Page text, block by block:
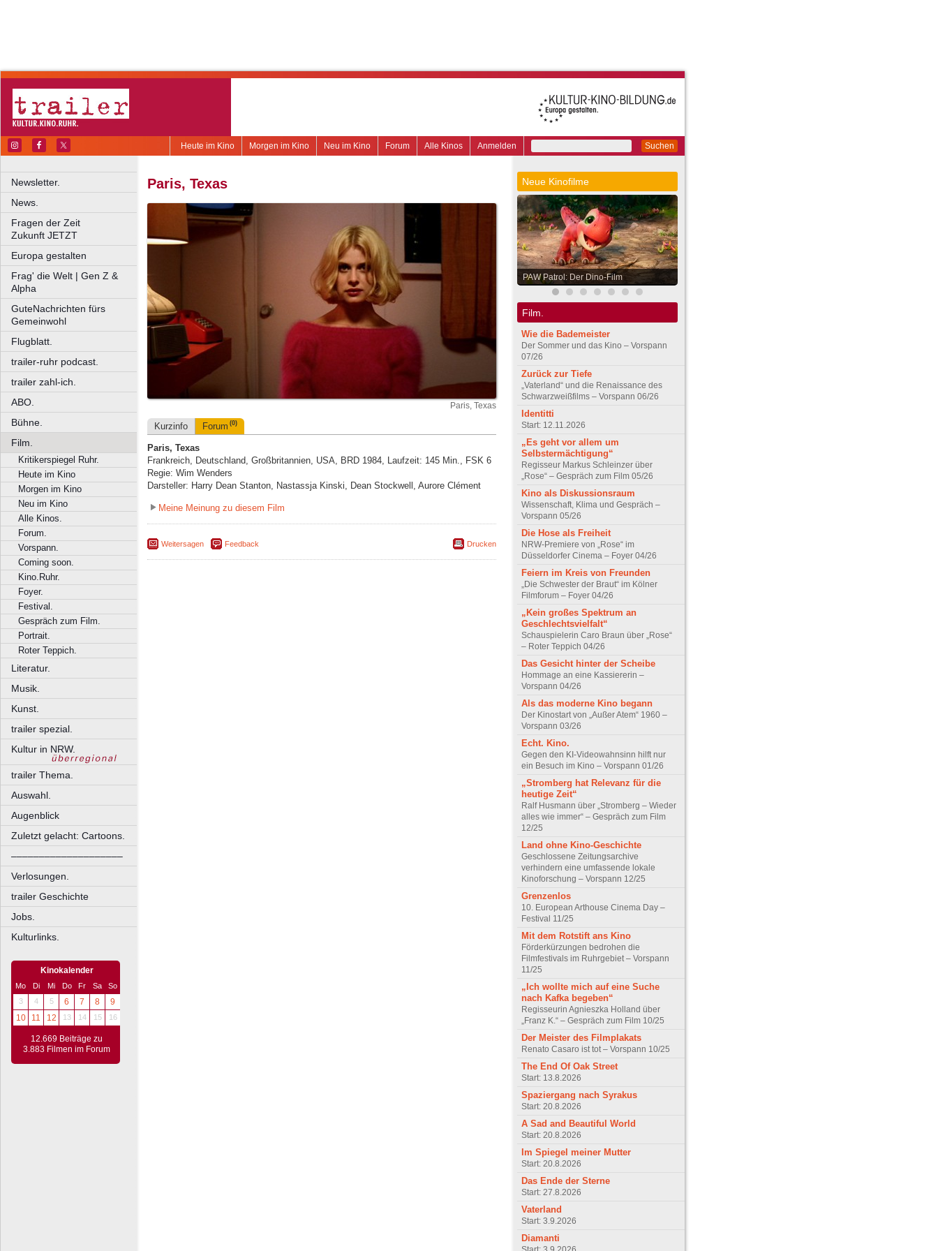
Suchen
Anmelden
Alle Kinos
Forum
Neu im Kino
Morgen im Kino
Heute im Kino
Newsletter.
News.
Fragen der Zeit
Zukunft JETZT
Europa gestalten
Frag' die Welt | Gen Z &
Alpha
GuteNachrichten fürs
Gemeinwohl
Flugblatt.
trailer-ruhr podcast.
trailer zahl-ich.
ABO.
Bühne.
Film.
Kritikerspiegel Ruhr.
Heute im Kino
Morgen im Kino
Neu im Kino
Alle Kinos.
Forum.
Vorspann.
Coming soon.
Kino.Ruhr.
Foyer.
Festival.
Gespräch zum Film.
Portrait.
Roter Teppich.
Literatur.
Musik.
Kunst.
trailer spezial.
Kultur in NRW.
trailer Thema.
Auswahl.
Augenblick
Zuletzt gelacht: Cartoons.
––––––––––––––––––––
Verlosungen.
trailer Geschichte
Jobs.
Kulturlinks.
Kinokalender
Mo Di Mi Do Fr Sa
So
3
4 5 6 7 8
9
10
11 12 13 14 15 16
12.669 Beiträge zu
3.883 Filmen im Forum
Paris, Texas
Paris, Texas
Kurzinfo Forum (0)
Paris, Texas
Frankreich, Deutschland, Großbritannien, USA, BRD 1984, Laufzeit: 145 Min., FSK 6
Regie: Wim Wenders
Darsteller: Harry Dean Stanton, Nastassja Kinski, Dean Stockwell, Aurore Clément
Meine Meinung zu diesem Film
Weitersagen Feedback Drucken
Neue Kinofilme
PAW Patrol: Der Dino-Film
Film.
Wie die Bademeister
Der Sommer und das Kino – Vorspann
07/26
Zurück zur Tiefe
„Vaterland“ und die Renaissance des
Schwarzweißfilms – Vorspann 06/26
Identitti
Start: 12.11.2026
„Es geht vor allem um
Selbstermächtigung“
Regisseur Markus Schleinzer über
„Rose“ – Gespräch zum Film 05/26
Kino als Diskussionsraum
Wissenschaft, Klima und Gespräch –
Vorspann 05/26
Die Hose als Freiheit
NRW-Premiere von „Rose“ im
Düsseldorfer Cinema – Foyer 04/26
Feiern im Kreis von Freunden
„Die Schwester der Braut“ im Kölner
Filmforum – Foyer 04/26
„Kein großes Spektrum an
Geschlechtsvielfalt“
Schauspielerin Caro Braun über „Rose“
– Roter Teppich 04/26
Das Gesicht hinter der Scheibe
Hommage an eine Kassiererin –
Vorspann 04/26
Als das moderne Kino begann
Der Kinostart von „Außer Atem“ 1960 –
Vorspann 03/26
Echt. Kino.
Gegen den KI-Videowahnsinn hilft nur
ein Besuch im Kino – Vorspann 01/26
„Stromberg hat Relevanz für die
heutige Zeit“
Ralf Husmann über „Stromberg – Wieder
alles wie immer“ – Gespräch zum Film
12/25
Land ohne Kino-Geschichte
Geschlossene Zeitungsarchive
verhindern eine umfassende lokale
Kinoforschung – Vorspann 12/25
Grenzenlos
10. European Arthouse Cinema Day –
Festival 11/25
Mit dem Rotstift ans Kino
Förderkürzungen bedrohen die
Filmfestivals im Ruhrgebiet – Vorspann
11/25
„Ich wollte mich auf eine Suche
nach Kafka begeben“
Regisseurin Agnieszka Holland über
„Franz K.“ – Gespräch zum Film 10/25
Der Meister des Filmplakats
Renato Casaro ist tot – Vorspann 10/25
The End Of Oak Street
Start: 13.8.2026
Spaziergang nach Syrakus
Start: 20.8.2026
A Sad and Beautiful World
Start: 20.8.2026
Im Spiegel meiner Mutter
Start: 20.8.2026
Das Ende der Sterne
Start: 27.8.2026
Vaterland
Start: 3.9.2026
Diamanti